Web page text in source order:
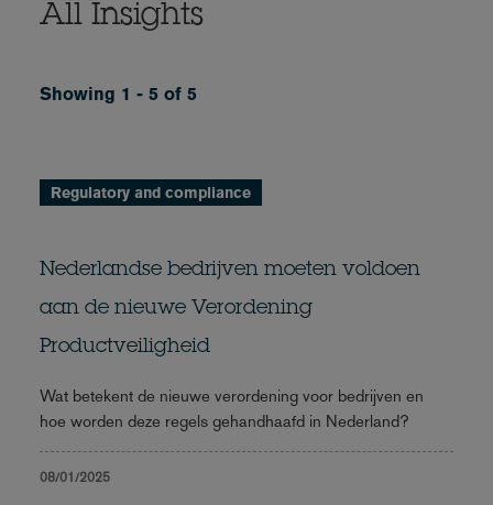
All Insights
Showing 1 - 5 of 5
Regulatory and compliance
Nederlandse bedrijven moeten voldoen
aan de nieuwe Verordening
Productveiligheid
Wat betekent de nieuwe verordening voor bedrijven en
hoe worden deze regels gehandhaafd in Nederland?
08/01/2025